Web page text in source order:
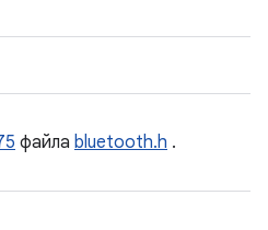
файла bluetooth.h .